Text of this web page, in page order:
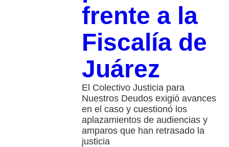
frente a la
Fiscalía de
Juárez
El Colectivo Justicia para
Nuestros Deudos exigió avances
en el caso y cuestionó los
aplazamientos de audiencias y
amparos que han retrasado la
justicia